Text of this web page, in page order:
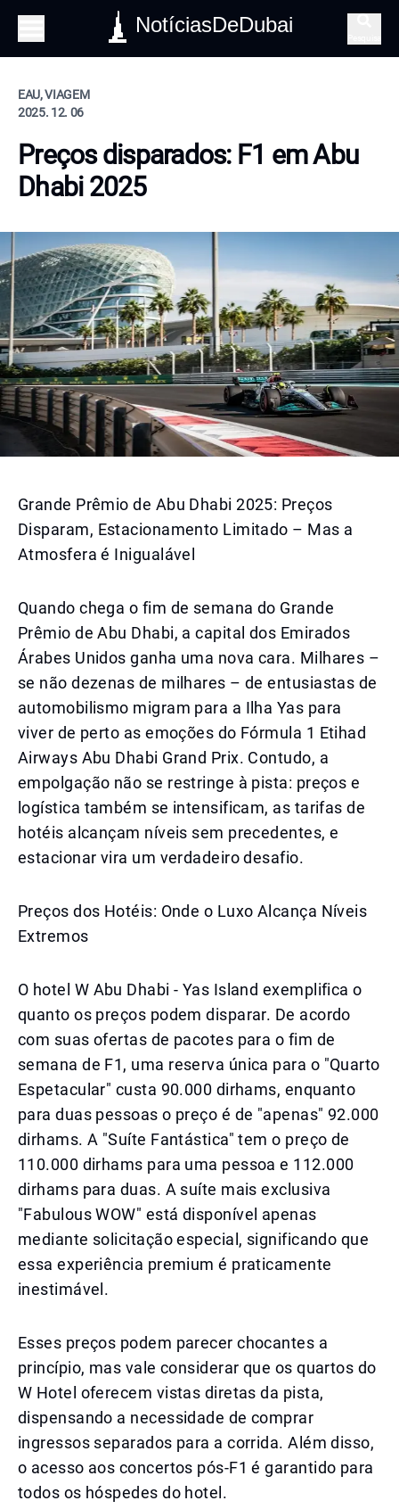
NotíciasDeDubai
EAU, VIAGEM
2025. 12. 06
Preços disparados: F1 em Abu
Dhabi 2025
Grande Prêmio de Abu Dhabi 2025: Preços
Disparam, Estacionamento Limitado – Mas a
Atmosfera é Inigualável
Quando chega o fim de semana do Grande
Prêmio de Abu Dhabi, a capital dos Emirados
Árabes Unidos ganha uma nova cara. Milhares –
se não dezenas de milhares – de entusiastas de
automobilismo migram para a Ilha Yas para
viver de perto as emoções do Fórmula 1 Etihad
Airways Abu Dhabi Grand Prix. Contudo, a
empolgação não se restringe à pista: preços e
logística também se intensificam, as tarifas de
hotéis alcançam níveis sem precedentes, e
estacionar vira um verdadeiro desafio.
Preços dos Hotéis: Onde o Luxo Alcança Níveis
Extremos
O hotel W Abu Dhabi - Yas Island exemplifica o
quanto os preços podem disparar. De acordo
com suas ofertas de pacotes para o fim de
semana de F1, uma reserva única para o "Quarto
Espetacular" custa 90.000 dirhams, enquanto
para duas pessoas o preço é de "apenas" 92.000
dirhams. A "Suíte Fantástica" tem o preço de
110.000 dirhams para uma pessoa e 112.000
dirhams para duas. A suíte mais exclusiva
"Fabulous WOW" está disponível apenas
mediante solicitação especial, significando que
essa experiência premium é praticamente
inestimável.
Esses preços podem parecer chocantes a
princípio, mas vale considerar que os quartos do
W Hotel oferecem vistas diretas da pista,
dispensando a necessidade de comprar
ingressos separados para a corrida. Além disso,
o acesso aos concertos pós-F1 é garantido para
todos os hóspedes do hotel.